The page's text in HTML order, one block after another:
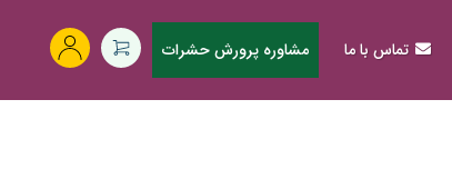
تماس با ما مشاوره پرورش حشرات